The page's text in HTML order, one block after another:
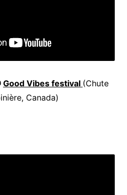
Good Vibes festival (Chute
Canada)